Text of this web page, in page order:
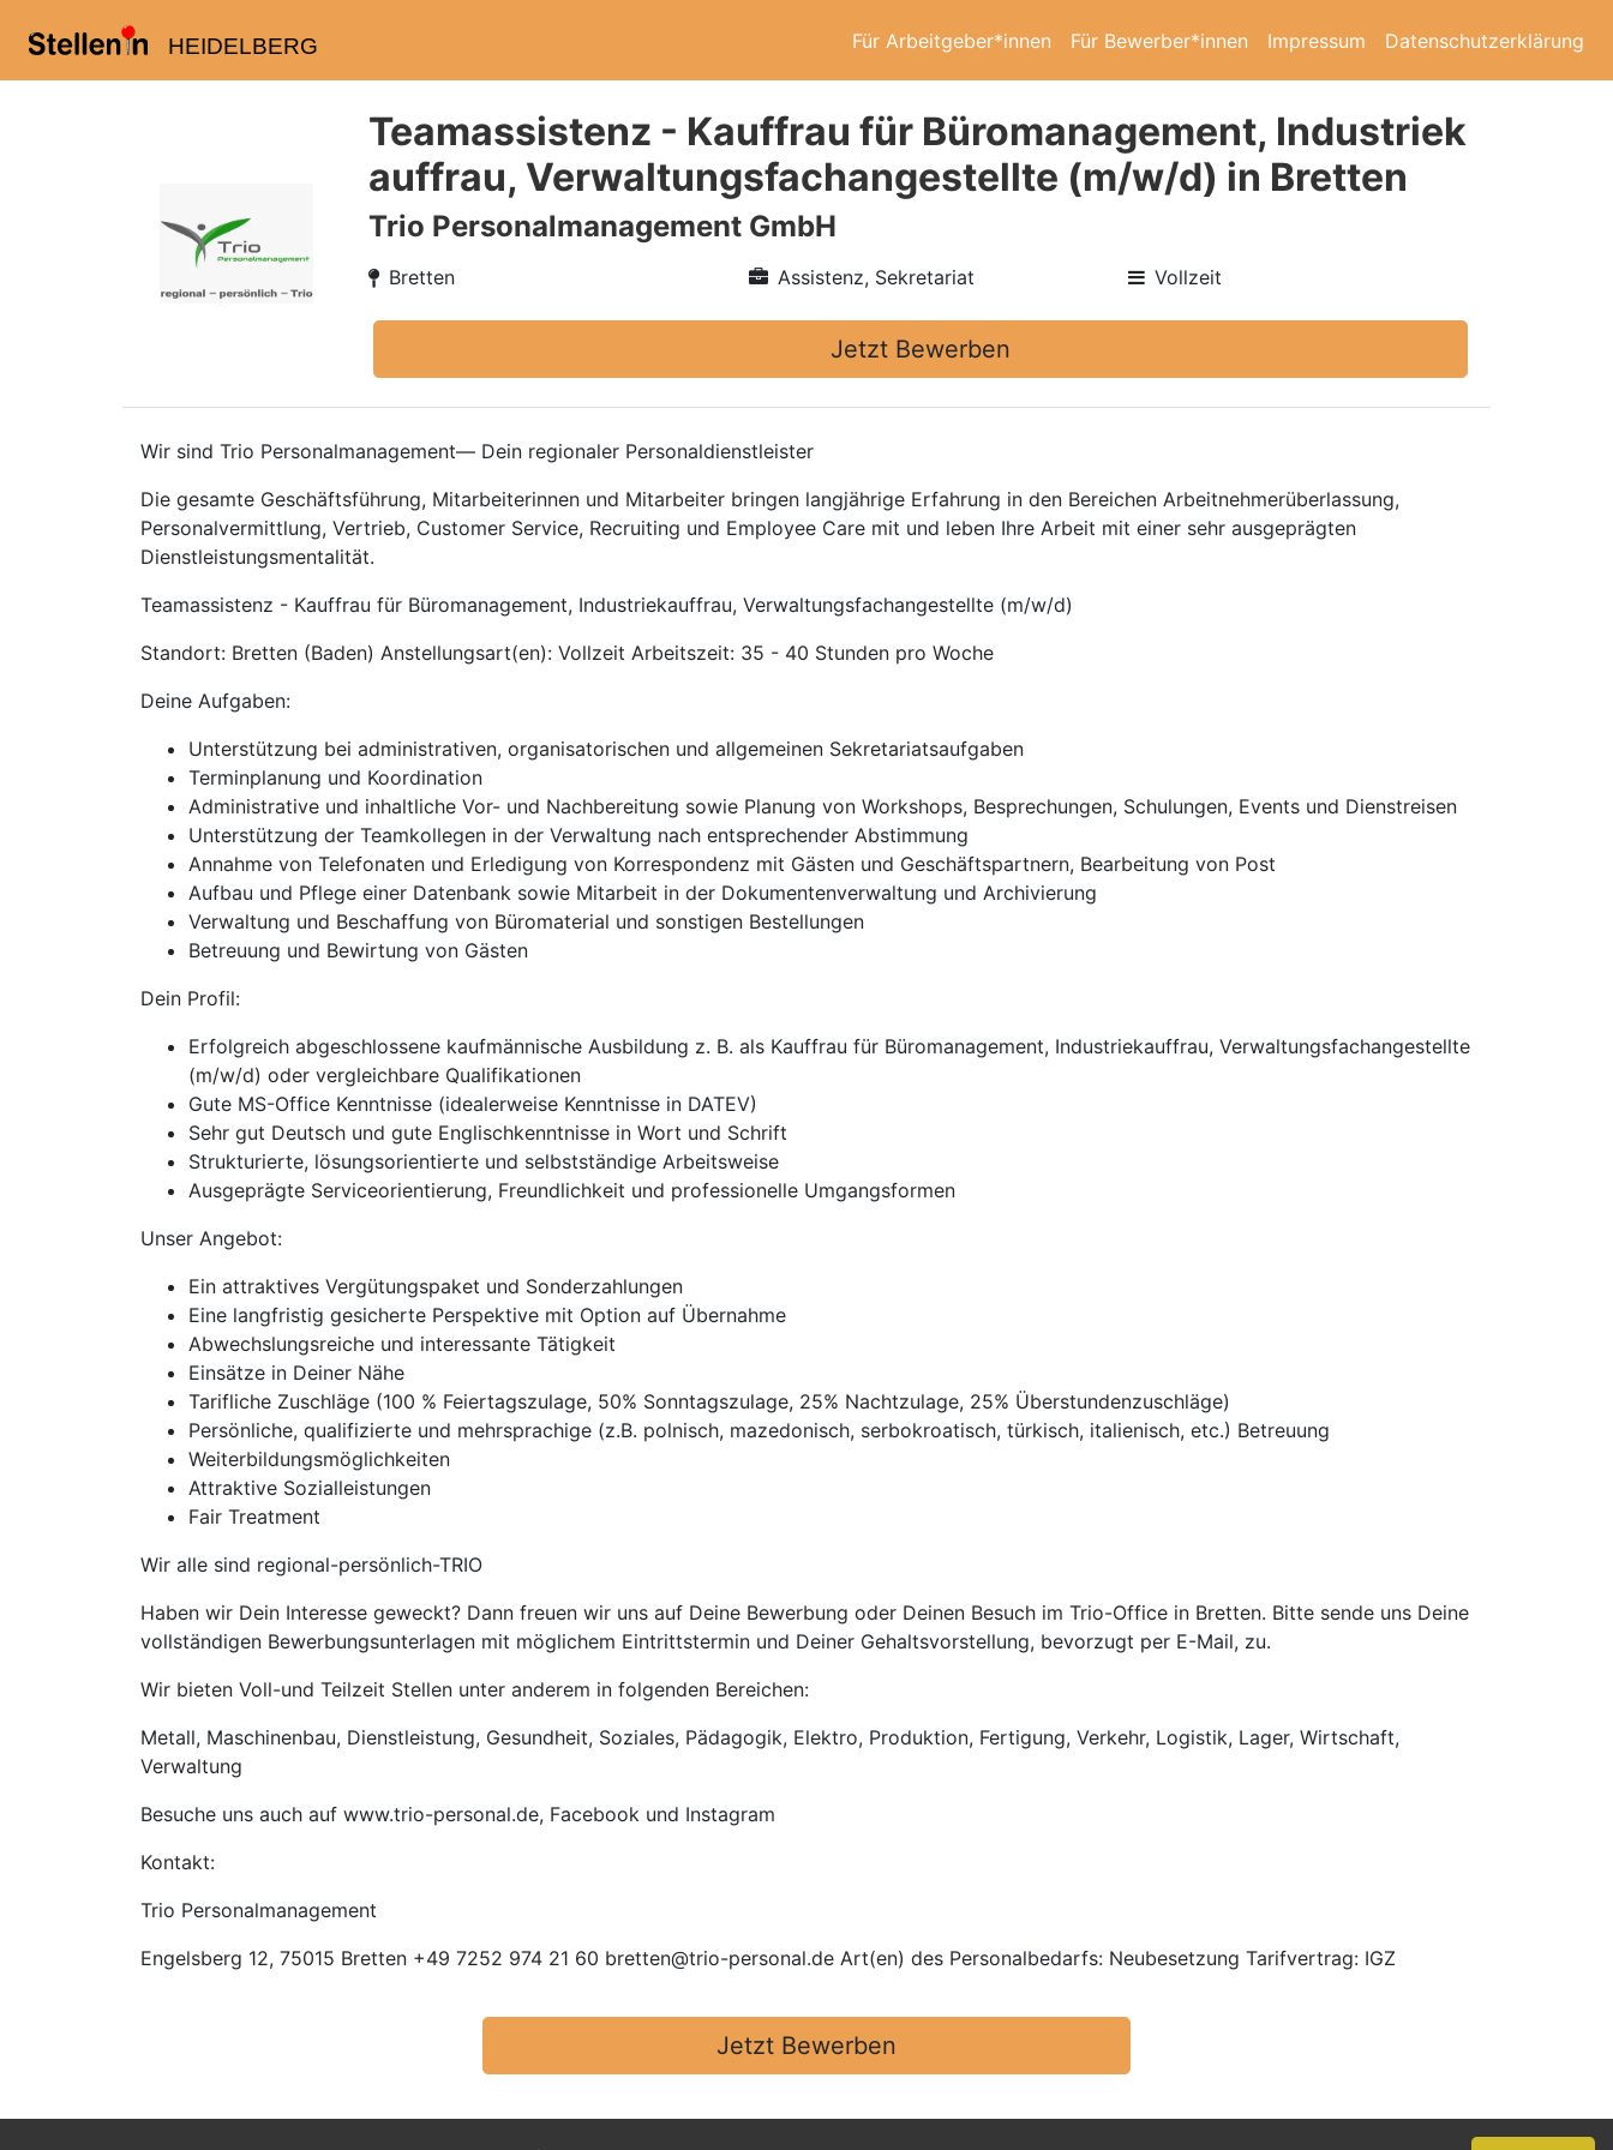
HEIDELBERG Für Arbeitgeber*innen Für Bewerber*innen Impressum Datenschutzerklärung
Teamassistenz - Kauffrau für Büromanagement, Industriek
auffrau, Verwaltungsfachangestellte (m/w/d) in Bretten
Trio Personalmanagement GmbH
Bretten Assistenz, Sekretariat Vollzeit
Jetzt Bewerben
Wir sind Trio Personalmanagement— Dein regionaler Personaldienstleister
Die gesamte Geschäftsführung, Mitarbeiterinnen und Mitarbeiter bringen langjährige Erfahrung in den Bereichen Arbeitnehmerüberlassung,
Personalvermittlung, Vertrieb, Customer Service, Recruiting und Employee Care mit und leben Ihre Arbeit mit einer sehr ausgeprägten
Dienstleistungsmentalität.
Teamassistenz - Kauffrau für Büromanagement, Industriekauffrau, Verwaltungsfachangestellte (m/w/d)
Standort: Bretten (Baden) Anstellungsart(en): Vollzeit Arbeitszeit: 35 - 40 Stunden pro Woche
Deine Aufgaben:
Unterstützung bei administrativen, organisatorischen und allgemeinen Sekretariatsaufgaben
Terminplanung und Koordination
Administrative und inhaltliche Vor- und Nachbereitung sowie Planung von Workshops, Besprechungen, Schulungen, Events und Dienstreisen
Unterstützung der Teamkollegen in der Verwaltung nach entsprechender Abstimmung
Annahme von Telefonaten und Erledigung von Korrespondenz mit Gästen und Geschäftspartnern, Bearbeitung von Post
Aufbau und Pflege einer Datenbank sowie Mitarbeit in der Dokumentenver­waltung und Archivierung
Verwaltung und Beschaffung von Büromaterial und sonstigen Bestellungen
Betreuung und Bewirtung von Gästen
Dein Profil:
Erfolgreich abgeschlossene kaufmännische Ausbildung z. B. als Kauffrau für Büromanagement, Industriekauffrau, Verwaltungsfachangestellte
(m/w/d) oder vergleichbare Qualifikationen
Gute MS-Office Kenntnisse (idealerweise Kenntnisse in DATEV)
Sehr gut Deutsch und gute Englischkenntnisse in Wort und Schrift
Strukturierte, lösungsorientierte und selbstständige Arbeitsweise
Ausgeprägte Serviceorientierung, Freundlichkeit und professionelle Umgangsformen
Unser Angebot:
Ein attraktives Vergütungspaket und Sonderzahlungen
Eine langfristig gesicherte Perspektive mit Option auf Übernahme
Abwechslungsreiche und interessante Tätigkeit
Einsätze in Deiner Nähe
Tarifliche Zuschläge (100 % Feiertagszulage, 50% Sonntagszulage, 25% Nachtzulage, 25% Überstundenzuschläge)
Persönliche, qualifizierte und mehrsprachige (z.B. polnisch, mazedonisch, serbokroatisch, türkisch, italienisch, etc.) Betreuung
Weiterbildungsmöglichkeiten
Attraktive Sozialleistungen
Fair Treatment
Wir alle sind regional-persönlich-TRIO
Haben wir Dein Interesse geweckt? Dann freuen wir uns auf Deine Bewerbung oder Deinen Besuch im Trio-Office in Bretten. Bitte sende uns Deine
vollständigen Bewerbungsunterlagen mit möglichem Eintrittstermin und Deiner Gehaltsvorstellung, bevorzugt per E-Mail, zu.
Wir bieten Voll-und Teilzeit Stellen unter anderem in folgenden Bereichen:
Metall, Maschinenbau, Dienstleistung, Gesundheit, Soziales, Pädagogik, Elektro, Produktion, Fertigung, Verkehr, Logistik, Lager, Wirtschaft,
Verwaltung
Besuche uns auch auf www.trio-personal.de, Facebook und Instagram
Kontakt:
Trio Personalmanagement
Engelsberg 12, 75015 Bretten +49 7252 974 21 60 bretten@trio-personal.de Art(en) des Personalbedarfs: Neubesetzung Tarifvertrag: IGZ
Jetzt Bewerben